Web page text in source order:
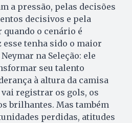
a pressão, pelas decisões
decisivos e pela
quando o cenário é
esse tenha sido o maior
na Seleção: ele
seu talento
à altura da camisa
registrar os gols, os
brilhantes. Mas também
perdidas, atitudes